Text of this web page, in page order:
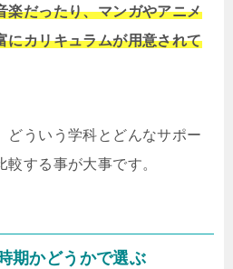
楽だったり、マンガやアニメ
にカリキュラムが用意されて
どういう学科とどんなサポー
較する事が大事です。
期かどうかで選ぶ